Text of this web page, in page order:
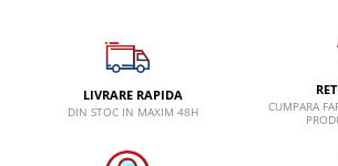
LIVRARE RAPIDA
DIN STOC IN MAXIM 48H
CUMPARA